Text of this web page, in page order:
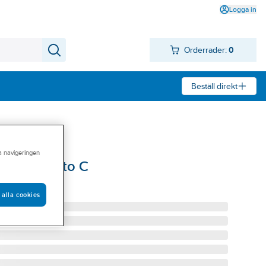
Logga in
Orderrader: 0
Beställ direkt
Lumento C
C4
navigeringen
alla cookies